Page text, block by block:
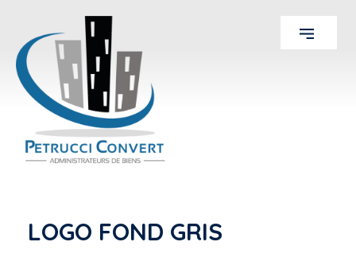
LOGO FOND GRIS